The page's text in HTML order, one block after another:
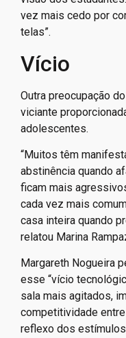
vez mais cedo por
telas”.
Vício
Outra preocupação
viciante
adolescentes.
“Muitos têm
abstinência quando
ficam mais
cada vez mais
casa inteira quando
relatou Marina
Margareth Nogueira
esse “vício
sala mais agitados,
competitividade
reflexo dos